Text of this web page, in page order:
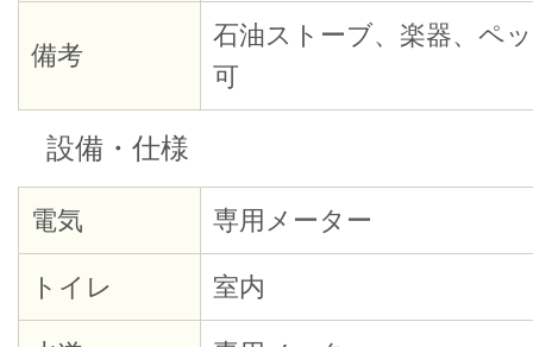
備考
石油ストーブ、楽器、ペ
可
設備・仕様
電気 専用メーター
トイレ 室内